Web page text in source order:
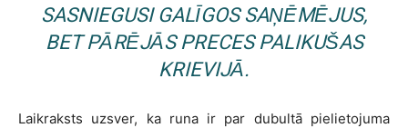
SASNIEGUSI GALĪGOS SAŅĒMĒJUS,
BET PĀRĒJĀS PRECES PALIKUŠAS
KRIEVIJĀ.
Laikraksts uzsver, ka runa ir par dubultā pielietojuma